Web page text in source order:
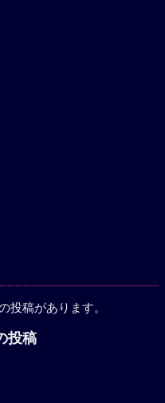
投稿があります。